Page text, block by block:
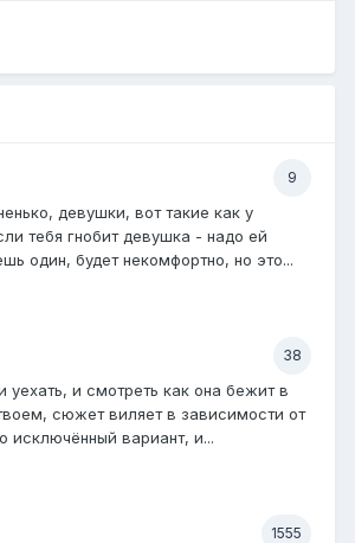
9
девушки, вот такие как у
тебя гнобит девушка - надо ей
один, будет некомфортно, но это...
38
и смотреть как она бежит в
сюжет виляет в зависимости от
исключённый вариант, и...
1555